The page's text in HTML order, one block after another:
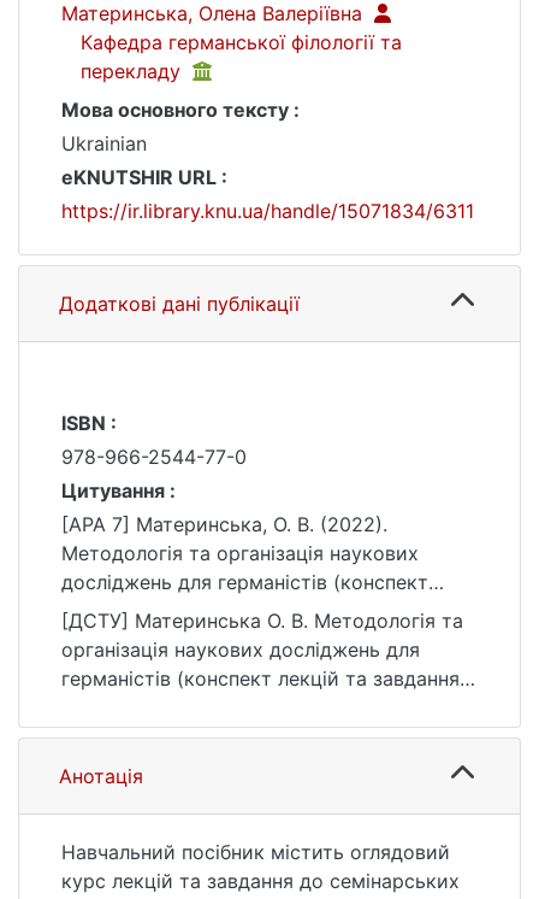
Материнська, Олена Валеріївна
Кафедра германської філології та
перекладу
Мова основного тексту :
Ukrainian
eKNUTSHIR URL :
https://ir.library.knu.ua/handle/15071834/6311
Додаткові дані публікації
ISBN :
978-966-2544-77-0
Цитування :
[APA 7] Материнська, О. В. (2022).
Методологія та організація наукових
досліджень для германістів (конспект
лекцій та завдання до семінарських
занять). ТОВ «Видавництво «Ріджи».
https://ir.library.knu.ua/handle/15071834/6311
[ДСТУ] Материнська О. В. Методологія та
організація наукових досліджень для
германістів (конспект лекцій та завдання
«Видавництво «Ріджи», 2022. 156 с. URL:
https://ir.library.knu.ua/handle/15071834/6311
(дата звернення: 25.07.2026).
Анотація
Навчальний посібник містить оглядовий
курс лекцій та завдання до семінарських